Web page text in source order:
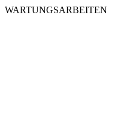
WARTUNGSARBEITEN